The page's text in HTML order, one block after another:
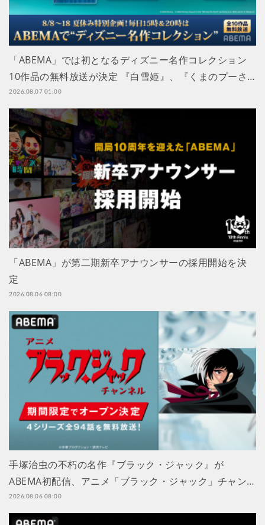
「ABEMA」では初となるディズニー名作コレクション
10作品の無料放送が決定 『白雪姫』、『くまのプーさ…
2026.08.07 01:00
「ABEMA」が第二期新卒アナウンサーの採用開始を決
定
2026.08.06 08:00
手塚治虫の不朽の名作『ブラック・ジャック』が
ABEMA初配信、アニメ「ブラック・ジャック」チャン…
2026.08.06 08:00